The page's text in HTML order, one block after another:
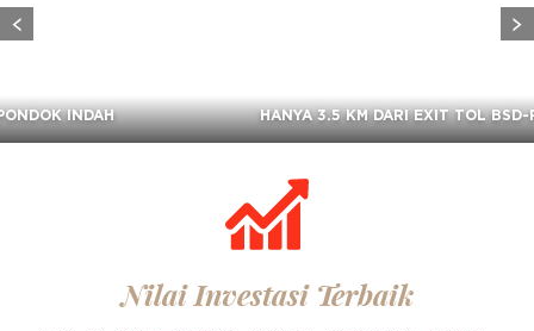
HANYA 3.5 KM DARI EXIT TOL BSD-PONDOK INDAH
Nilai Investasi Terbaik